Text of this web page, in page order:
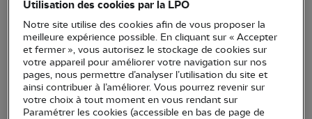
N.B. : En raison d'une indisponibilité indépendante
de notre volonté, la conférence sur le loriot
d'Europe et les pies-grièches est reportée à 2025.
En remplacement, la
conférence sur les pics, qui devait être initialement
présentée le 11 septembre
Utilisation des cookies par la LPO
Notre site utilise des cookies afin de vous proposer la
meilleure expérience possible. En cliquant sur « Accepter
et fermer », vous autorisez le stockage de cookies sur
votre appareil pour améliorer votre navigation sur nos
pages, nous permettre d’analyser l’utilisation du site et
ainsi contribuer à l’améliorer. Vous pourrez revenir sur
votre choix à tout moment en vous rendant sur
Paramétrer les cookies (accessible en bas de page de